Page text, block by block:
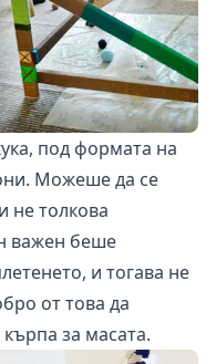
под формата на
Можеше да се
не толкова
важен беше
и тогава не
от това да
за масата.